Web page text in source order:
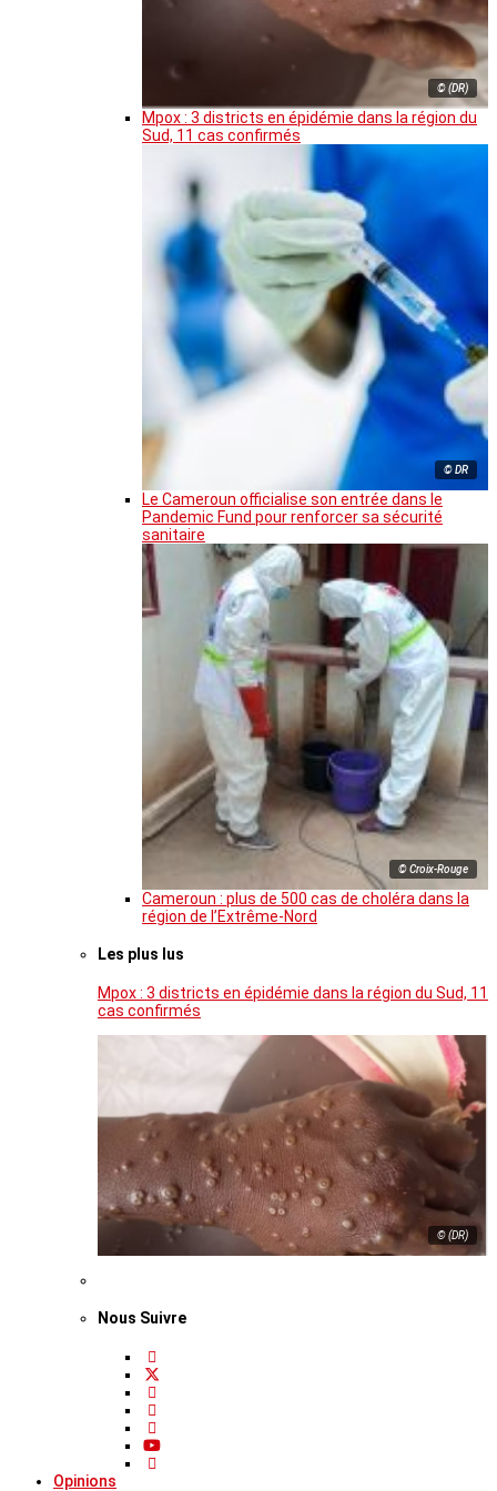
© (DR)
Mpox : 3 districts en épidémie dans la région du
Sud, 11 cas confirmés
© DR
Le Cameroun officialise son entrée dans le
Pandemic Fund pour renforcer sa sécurité
sanitaire
© Croix-Rouge
Cameroun : plus de 500 cas de choléra dans la
région de l’Extrême-Nord
Les plus lus
Mpox : 3 districts en épidémie dans la région du Sud, 11
cas confirmés
© (DR)
Nous Suivre
Opinions